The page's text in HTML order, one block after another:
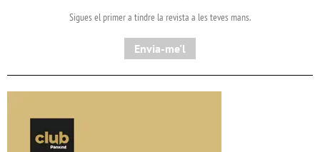
Sigues el primer a tindre la revista a les teves mans.
Envia-me'l